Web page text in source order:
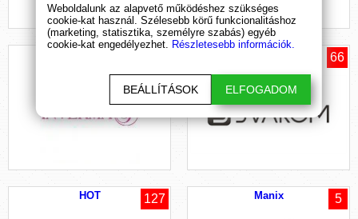
66
HOT 127 Manix 5
Weboldalunk az alapvető működéshez szükséges
cookie-kat használ. Szélesebb körű funkcionalitáshoz
(marketing, statisztika, személyre szabás) egyéb
cookie-kat engedélyezhet. Részletesebb információk.
BEÁLLÍTÁSOK ELFOGADOM